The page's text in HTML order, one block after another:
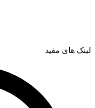
لینک های مفید